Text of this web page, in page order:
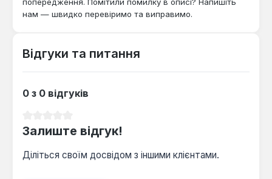
нам — швидко перевіримо та виправимо.
Відгуки та питання
0 з 0 відгуків
Залиште відгук!
Діліться своїм досвідом з іншими клієнтами.